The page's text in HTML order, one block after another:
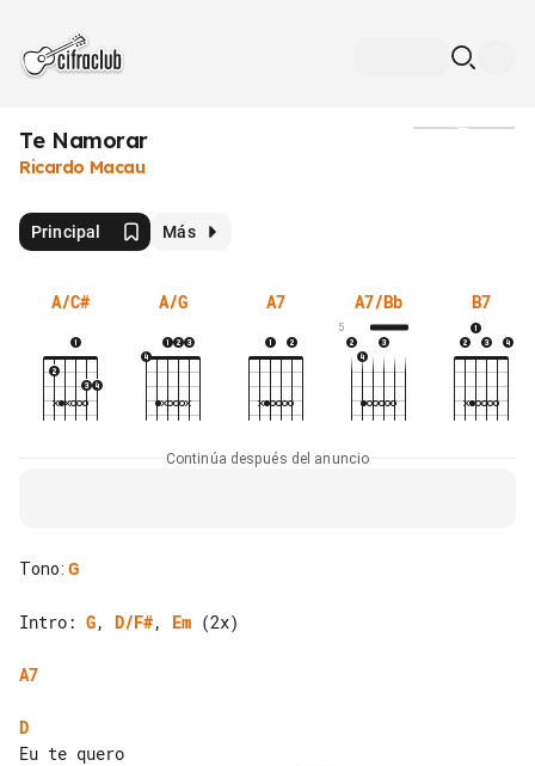
Te Namorar
Ricardo Macau
Principal Más
A/C# A/G A7 A7/Bb
5
B7
Continúa después del anuncio
Tono: G
Intro: G, D/F#, Em (2x)
A7
D